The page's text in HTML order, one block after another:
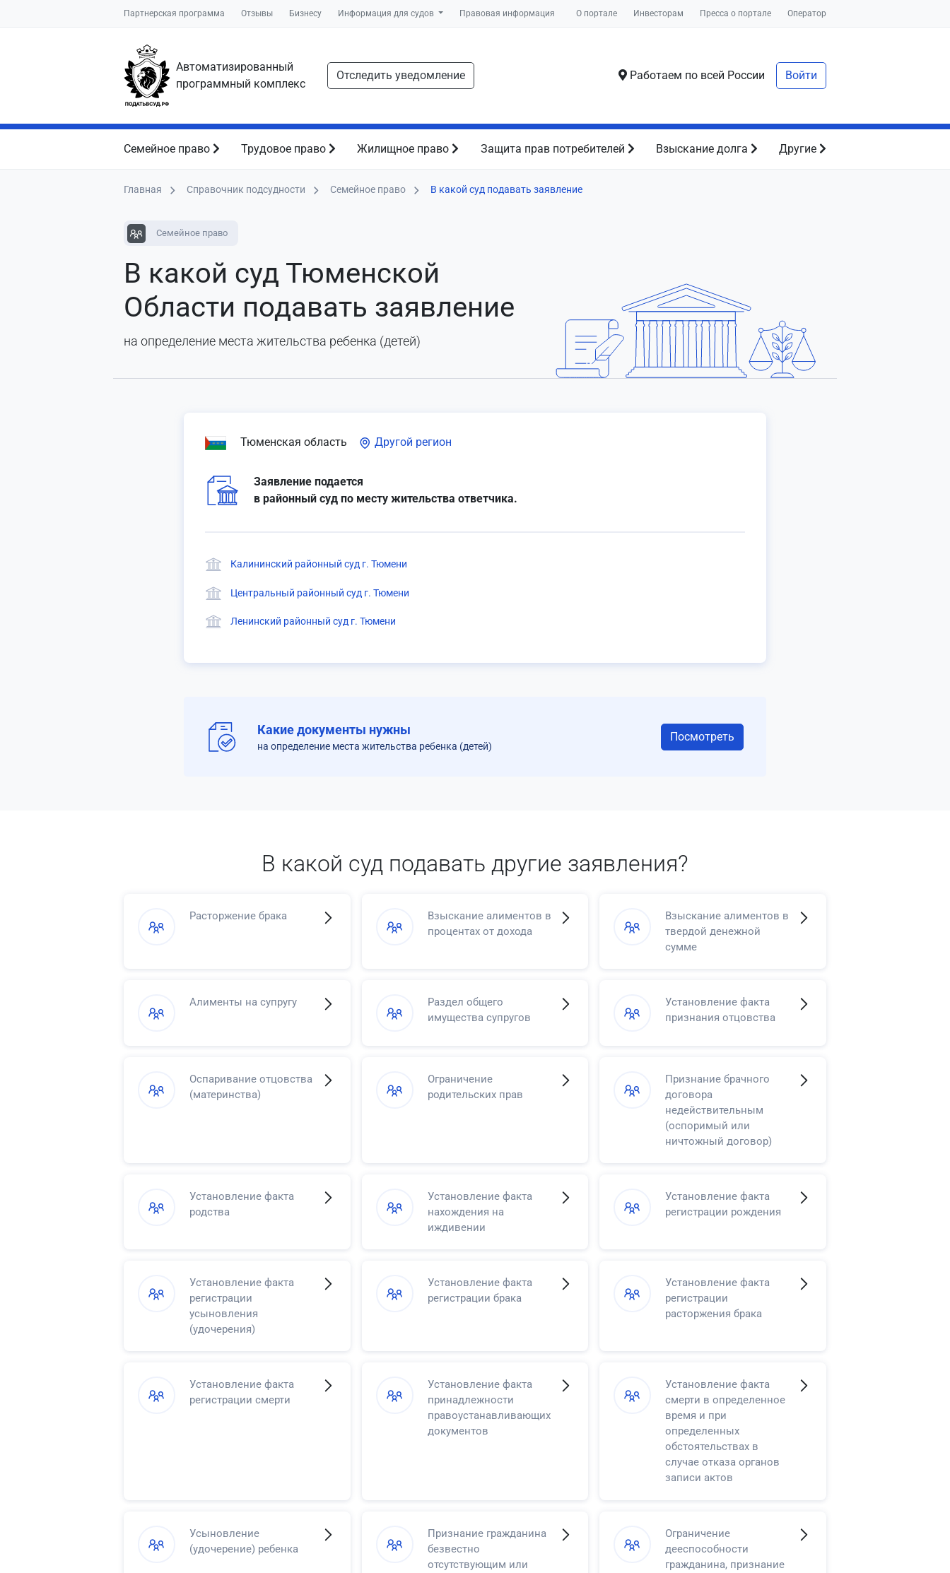
Партнерская программа Отзывы Бизнесу Информация для судов Правовая информация О портале Инвесторам Пресса о портале Оператор
Автоматизированный
программный комплекс
Отследить уведомление Работаем по всей России Войти
Семейное право Трудовое право Жилищное право Защита прав потребителей Взыскание долга Другие
Главная Справочник подсудности Семейное право В какой суд подавать заявление
Семейное право
В какой суд Тюменской
Области подавать заявление
на определение места жительства ребенка (детей)
Тюменская область Другой регион
Заявление подается
в районный суд по месту жительства ответчика.
Калининский районный суд г. Тюмени
Центральный районный суд г. Тюмени
Ленинский районный суд г. Тюмени
Какие документы нужны
на определение места жительства ребенка (детей)
Посмотреть
В какой суд подавать другие заявления?
Расторжение брака
Взыскание алиментов в
процентах от дохода
Взыскание алиментов в
твердой денежной
сумме
Алименты на супругу
Раздел общего
имущества супругов
Установление факта
признания отцовства
Оспаривание отцовства
(материнства)
Ограничение
родительских прав
Признание брачного
договора
недействительным
(оспоримый или
ничтожный договор)
Установление факта
родства
Установление факта
нахождения на
иждивении
Установление факта
регистрации рождения
Установление факта
регистрации
усыновления
(удочерения)
Установление факта
регистрации брака
Установление факта
регистрации
расторжения брака
Установление факта
регистрации смерти
Установление факта
принадлежности
правоустанавливающих
документов
Установление факта
смерти в определенное
время и при
определенных
обстоятельствах в
случае отказа органов
записи актов
Усыновление
(удочерение) ребенка
Признание гражданина
безвестно
отсутствующим или
Ограничение
дееспособности
гражданина, признание